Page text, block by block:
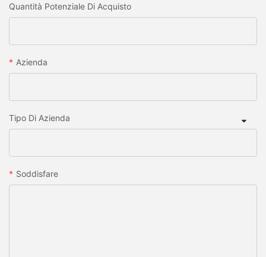
Quantità Potenziale Di Acquisto
Azienda
Tipo Di Azienda
Soddisfare